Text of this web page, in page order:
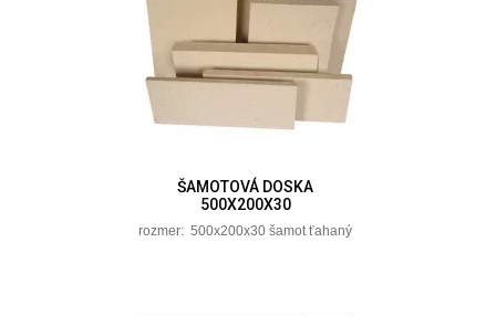
ŠAMOTOVÁ DOSKA
500X200X30
rozmer: 500x200x30 šamot ťahaný